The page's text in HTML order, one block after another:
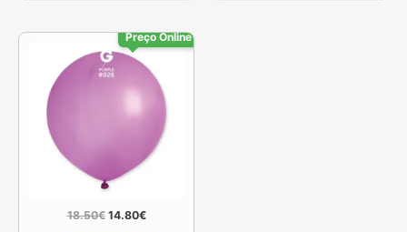
Preço Online
18.50€ O
14.80€O